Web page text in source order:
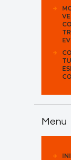
Menu